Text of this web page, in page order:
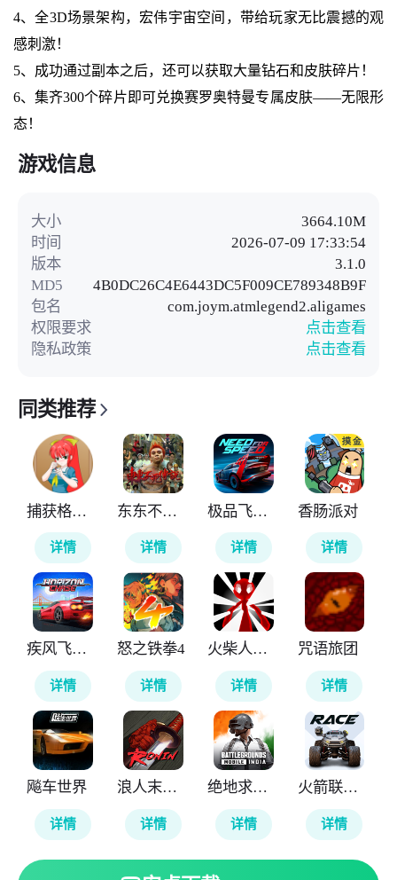
4、全3D场景架构，宏伟宇宙空间，带给玩家无比震撼的观
感刺激！
5、成功通过副本之后，还可以获取大量钻石和皮肤碎片！
6、集齐300个碎片即可兑换赛罗奥特曼专属皮肤——无限形
态！
游戏信息
大小
3664.10M
时间
2026-07-09 17:33:54
版本
3.1.0
MD5
4B0DC26C4E6443DC5F009CE789348B9F
包名
com.joym.atmlegend2.aligames
权限要求
点击查看
隐私政策
点击查看
同类推荐
捕获格斗娘
详情
东东不死传说
详情
极品飞车无极限
详情
香肠派对
详情
疾风飞车世界
详情
怒之铁拳4
详情
火柴人计划重生
详情
咒语旅团
详情
飚车世界
详情
浪人末代武士
详情
绝地求生印度版
详情
火箭联盟极限汽车赛
详情